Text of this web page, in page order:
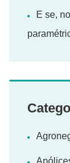
E se,